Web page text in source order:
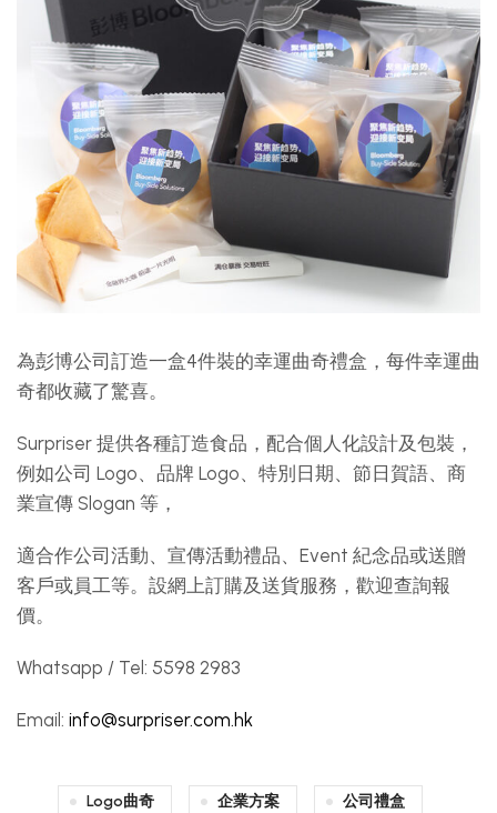
為彭博公司訂造一盒4件裝的幸運曲奇禮盒，每件幸運曲
奇都收藏了驚喜。
Surpriser 提供各種訂造食品，配合個人化設計及包裝，
例如公司 Logo、品牌 Logo、特別日期、節日賀語、商
業宣傳 Slogan 等，
適合作公司活動、宣傳活動禮品、Event 紀念品或送贈
客戶或員工等。設網上訂購及送貨服務，歡迎查詢報
價。
Whatsapp / Tel: 5598 2983
Email: info@surpriser.com.hk
Logo曲奇 企業方案 公司禮盒